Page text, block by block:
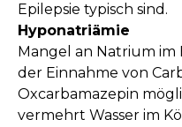
Epilepsie typisch sind.
Hyponatriämie
Mangel an Natrium
der Einnahme von
Oxcarbamazepin
vermehrt Wasser im